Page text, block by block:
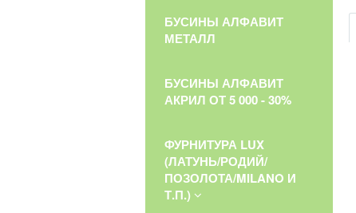
БУСИНЫ АЛФАВИТ
МЕТАЛЛ
БУСИНЫ АЛФАВИТ
АКРИЛ ОТ 5 000 - 30%
ФУРНИТУРА LUX
(ЛАТУНЬ/РОДИЙ/
ПОЗОЛОТА/MILANO И
Т.П.)